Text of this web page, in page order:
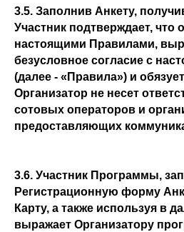
3.5. Заполнив Анкету,
Участник подтверждает, что
настоящими Правилами,
безусловное согласие с
(далее - «Правила») и
Организатор не несет
сотовых операторов и
предоставляющих
3.6. Участник Программы,
Регистрационную форму
Карту, а также используя в
выражает Организатору